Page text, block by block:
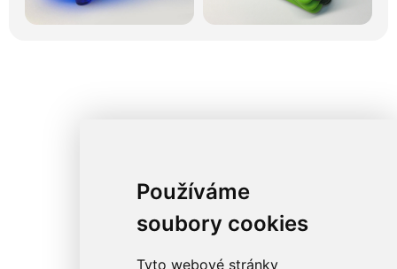
Používáme
soubory cookies
Tyto webové stránky